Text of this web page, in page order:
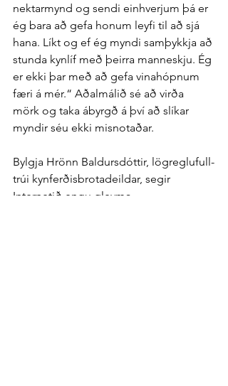
nektar­mynd og sendi ein­hverjum þá er
ég bara að gefa honum leyfi til að sjá
hana. Líkt og ef ég myndi sam­þykkja að
stunda kyn­líf með þeirra mann­eskju. Ég
er ekki þar með að gefa vina­hópnum
færi á mér.“ Aðal­málið sé að virða
mörk og taka á­byrgð á því að slíkar
myndir séu ekki mis­notaðar.
Bylgja Hrönn Baldurs­dóttir, lög­reglu­full­
trúi kyn­ferðis­brota­deildar, segir
Internetið engu gleyma.